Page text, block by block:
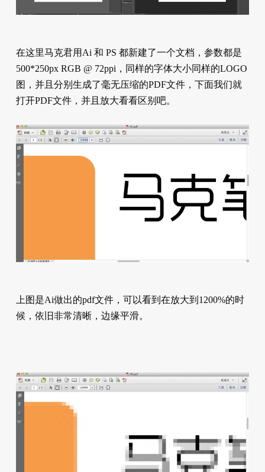
在这里马克君用Ai 和 PS 都新建了一个文档，参数都是
500*250px RGB @ 72ppi，同样的字体大小同样的LOGO
图，并且分别生成了毫无压缩的PDF文件，下面我们就
打开PDF文件，并且放大看看区别吧。
上图是Ai做出的pdf文件，可以看到在放大到1200%的时
候，依旧非常清晰，边缘平滑。